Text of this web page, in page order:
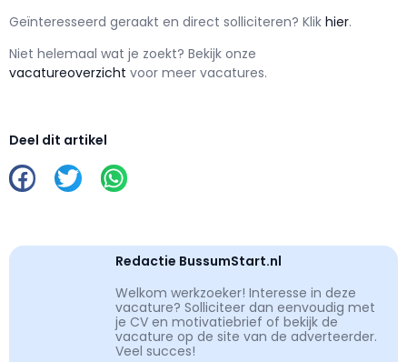
Geïnteresseerd geraakt en direct solliciteren? Klik hier.
Niet helemaal wat je zoekt? Bekijk onze
vacatureoverzicht voor meer vacatures.
Deel dit artikel
Redactie BussumStart.nl
Welkom werkzoeker! Interesse in deze
vacature? Solliciteer dan eenvoudig met
je CV en motivatiebrief of bekijk de
vacature op de site van de adverteerder.
Veel succes!